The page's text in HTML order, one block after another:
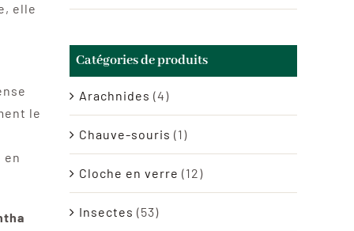
elle
le
en
Catégories de produits
Arachnides (4)
Chauve-souris (1)
Cloche en verre (12)
Insectes (53)